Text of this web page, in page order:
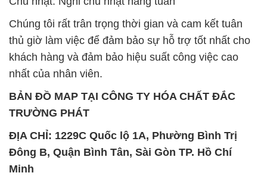
Chúng tôi rất trân trọng thời gian và cam kết tuân
thủ giờ làm việc để đảm bảo sự hỗ trợ tốt nhất cho
khách hàng và đảm bảo hiệu suất công việc cao
nhất của nhân viên.
BẢN ĐỒ MAP TẠI CÔNG TY HÓA CHẤT ĐẮC
TRƯỜNG PHÁT
ĐỊA CHỈ: 1229C Quốc lộ 1A, Phường Bình Trị
Đông B, Quận Bình Tân, Sài Gòn TP. Hồ Chí
Minh